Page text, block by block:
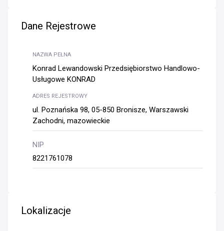
Dane Rejestrowe
NAZWA PEŁNA
Konrad Lewandowski Przedsiębiorstwo Handlowo-
Usługowe KONRAD
ADRES REJESTROWY
ul. Poznańska 98, 05-850 Bronisze, Warszawski
Zachodni, mazowieckie
NIP
8221761078
Lokalizacje